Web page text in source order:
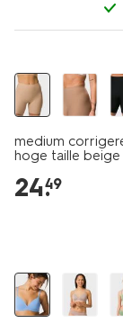
medium
hoge taille beige
24.
49